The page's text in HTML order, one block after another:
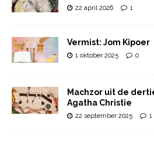
22 april 2026 1
Vermist: Jom Kipoer
1 oktober 2025 0
Machzor uit de
Agatha Christie
22 september 2025 1